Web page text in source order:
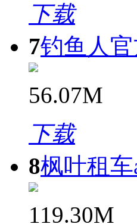
下载
7钓鱼人
56.07M
下载
8枫叶租车
119.30M